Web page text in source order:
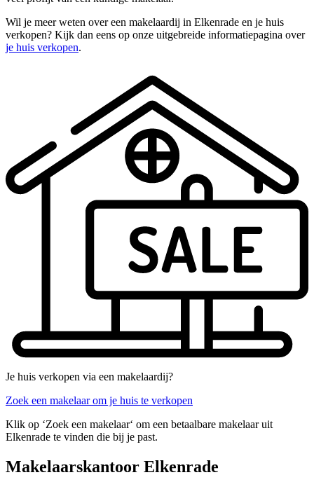
Wil je meer weten over een makelaardij in Elkenrade en je huis
verkopen? Kijk dan eens op onze uitgebreide informatiepagina over
je huis verkopen.
Je huis verkopen via een makelaardij?
Zoek een makelaar om je huis te verkopen
Klik op ‘Zoek een makelaar‘ om een betaalbare makelaar uit
Elkenrade te vinden die bij je past.
Makelaarskantoor Elkenrade